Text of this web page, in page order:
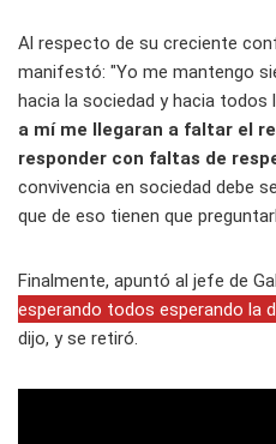
Al respecto de su creciente
manifestó: "Yo me mantengo
hacia la sociedad y hacia
a mí me llegaran a faltar el
responder con faltas de
convivencia en sociedad debe
que de eso tienen que
Finalmente, apuntó al jefe de
esperando todos esperando la
dijo, y se retiró.